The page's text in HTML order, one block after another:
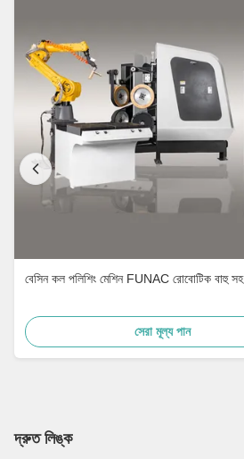
বেসিন কল পলিশিং মেশিন FUNAC রোবোটিক বাহু সহ
সেরা মূল্য পান
দ্রুত লিঙ্ক